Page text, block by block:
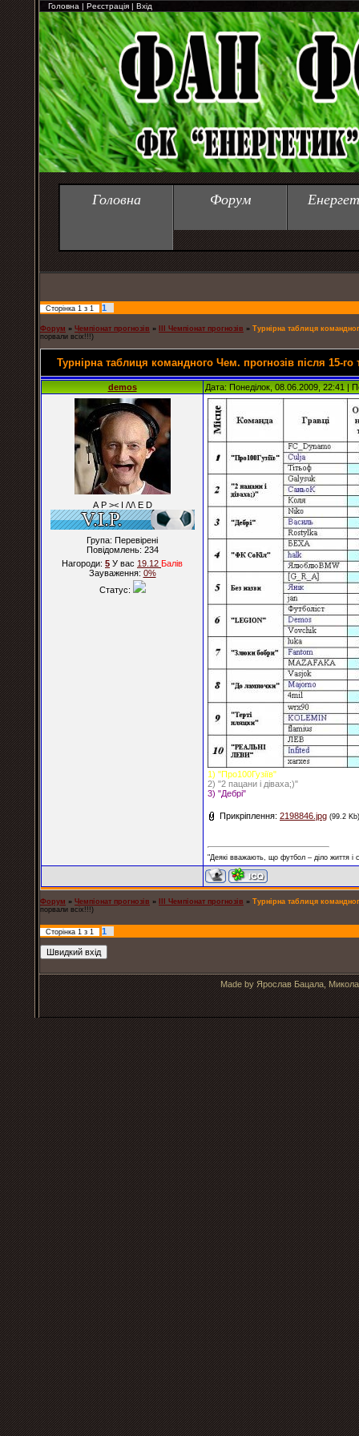
Головна | Реєстрація | Вхід
Головна Форум
Сторінка 1 з 1 1
Форум » Чемпіонат прогнозів » ІІІ Чемпіонат прогнозів » Турнірна таблиця
порвали всіх!!!)
Турнірна таблиця командного Чем. прогнозів після 15-го
demos Дата: Понеділок, 08.06.2009, 22:41 |
А Р >< I /\/\ E D
Група: Перевірені
Повідомлень: 234
Нагороди: 5 У вас 19.12 Балiв
Зауваження: 0%
Статус:
1) "Про100Гузіїв"
2) "2 пацани і діваха;)"
3) "Дебрі"
Прикріплення: 2198846.jpg (99.2 Kb)
"Деякі вважають, що футбол – діло життя
Форум » Чемпіонат прогнозів » ІІІ Чемпіонат прогнозів » Турнірна таблиця
порвали всіх!!!)
Сторінка 1 з 1 1
Made by Ярослав Бацала,